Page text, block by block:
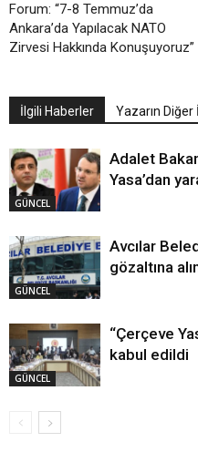
Forum: “7-8 Temmuz’da
Ankara’da Yapılacak NATO
Zirvesi Hakkında Konuşuyoruz”
İlgili Haberler Yazarın Diğer
GÜNCEL
Adalet
Yasa’dan
GÜNCEL
Avcılar
gözaltına
GÜNCEL
“Çerçeve
kabul edildi